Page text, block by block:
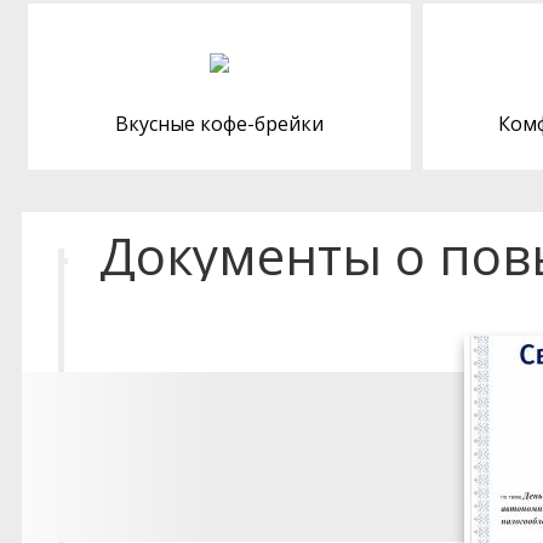
Вкусные кофе-брейки
Документы о